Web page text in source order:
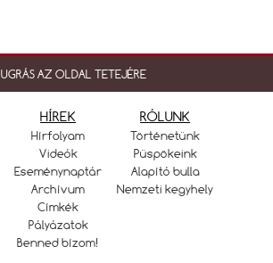
UGRÁS AZ OLDAL TETEJÉRE
HÍREK
Hírfolyam
Videók
Eseménynaptár
Archívum
Címkék
Pályázatok
Benned bízom!
RÓLUNK
Történetünk
Püspökeink
Alapító bulla
Nemzeti kegyhely